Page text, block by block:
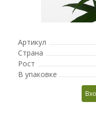
Артикул
Страна
Рост
В упаковке